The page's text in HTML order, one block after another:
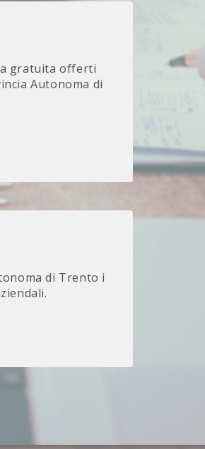
gratuita offerti
Autonoma di
di Trento i